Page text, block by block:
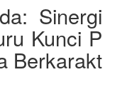
Sinergi
Kunci P
Berkarakt